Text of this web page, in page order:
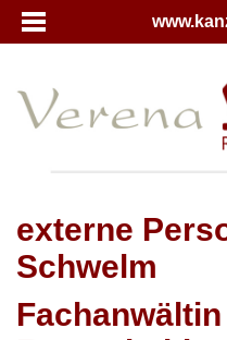
externe
Schwelm